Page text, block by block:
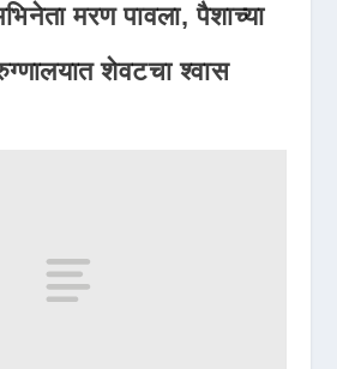
मरण पावला, पैशाच्या
शेवटचा श्वास